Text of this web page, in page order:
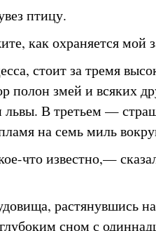
птицу.
как охраняется мой
стоит за тремя
полон змей и всяких
В третьем —
на семь миль
что известно,—
растянувшись
сном с